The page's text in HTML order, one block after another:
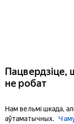
Пацвердзіце,
не робат
Нам вельмі шкада,
аўтаматычных.